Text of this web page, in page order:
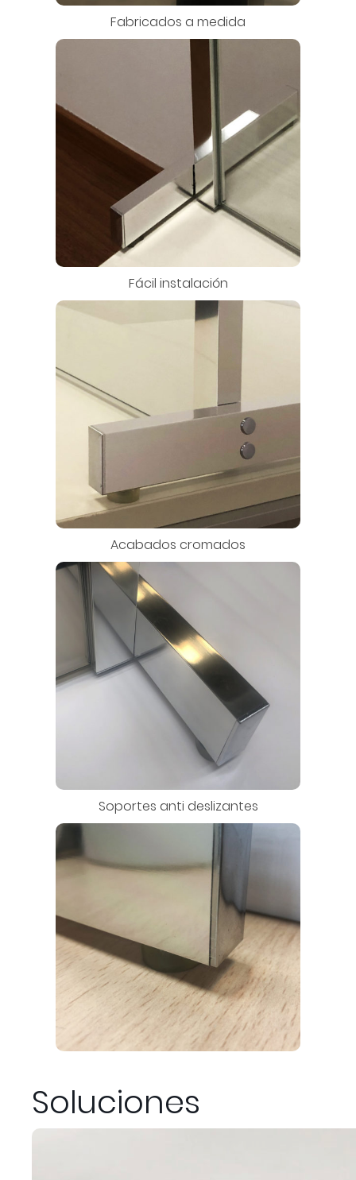
Fabricados a medida
Fácil instalación
Acabados cromados
Soportes anti deslizantes
Soluciones